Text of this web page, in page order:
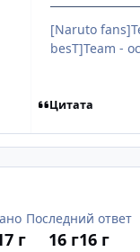
[Naruto
besT]Team -
Цитата
г
Последний ответ
16 г16 г